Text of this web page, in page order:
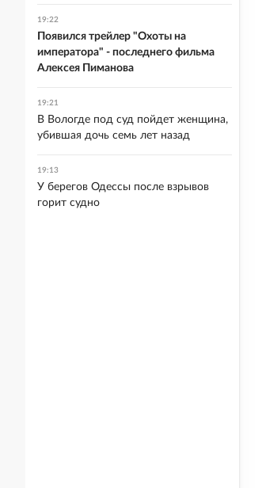
19:22
Появился трейлер "Охоты на
императора" - последнего фильма
Алексея Пиманова
19:21
В Вологде под суд пойдет женщина,
убившая дочь семь лет назад
19:13
У берегов Одессы после взрывов
горит судно